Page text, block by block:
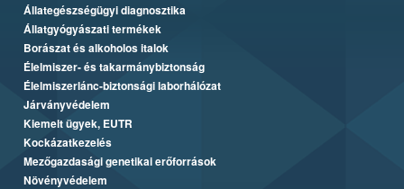
Állategészségügyi diagnosztika
Állatgyógyászati termékek
Borászat és alkoholos italok
Élelmiszer- és takarmánybiztonság
Élelmiszerlánc-biztonsági laborhálózat
Járványvédelem
Kiemelt ügyek, EUTR
Kockázatkezelés
Mezőgazdasági genetikai erőforrások
Növényvédelem